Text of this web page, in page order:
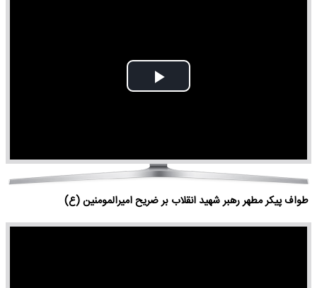
Play
طواف پیکر مطهر رهبر شهید انقلاب بر ضریح امیرالمومنین (ع)